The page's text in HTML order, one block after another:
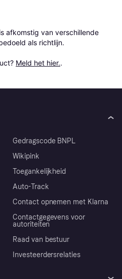
afkomstig van verschillende
als richtlijn.
Meld het hier..
Gedragscode BNPL
Wikipink
Toegankelijkheid
Auto-Track
Contact opnemen met Klarna
Contactgegevens voor
autoriteiten
Raad van bestuur
Investeerdersrelaties